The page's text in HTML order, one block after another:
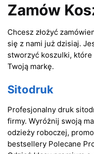
Zamów
Chcesz złożyć
się z nami już dzisiaj.
stworzyć koszulki,
Twoją markę.
Sitodruk
Profesjonalny druk
firmy. Wyróżnij swoją
odzieży roboczej,
bestsellery Polecane